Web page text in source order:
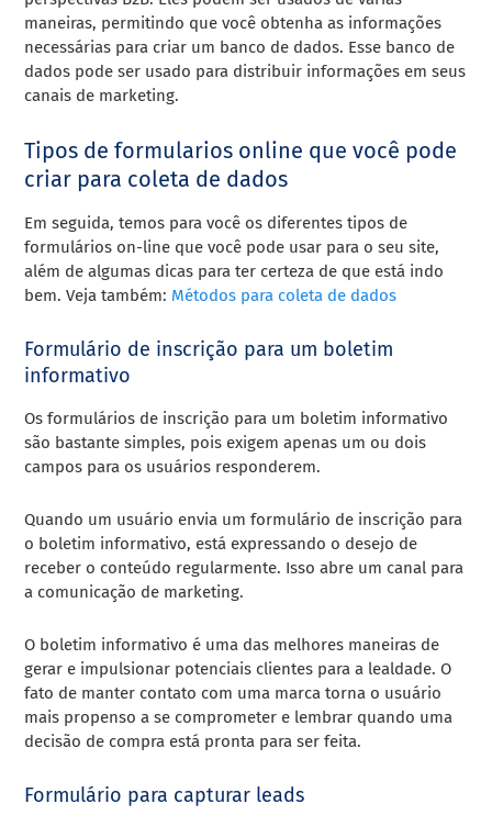
maneiras, permitindo que você obtenha as informações
necessárias para criar um banco de dados. Esse banco de
dados pode ser usado para distribuir informações em seus
canais de marketing.
Tipos de formularios online que você pode
criar para coleta de dados
Em seguida, temos para você os diferentes tipos de
formulários on-line que você pode usar para o seu site,
além de algumas dicas para ter certeza de que está indo
bem. Veja também: Métodos para coleta de dados
Formulário de inscrição para um boletim
informativo
Os formulários de inscrição para um boletim informativo
são bastante simples, pois exigem apenas um ou dois
campos para os usuários responderem.
Quando um usuário envia um formulário de inscrição para
o boletim informativo, está expressando o desejo de
receber o conteúdo regularmente. Isso abre um canal para
a comunicação de marketing.
O boletim informativo é uma das melhores maneiras de
gerar e impulsionar potenciais clientes para a lealdade. O
fato de manter contato com uma marca torna o usuário
mais propenso a se comprometer e lembrar quando uma
decisão de compra está pronta para ser feita.
Formulário para capturar leads